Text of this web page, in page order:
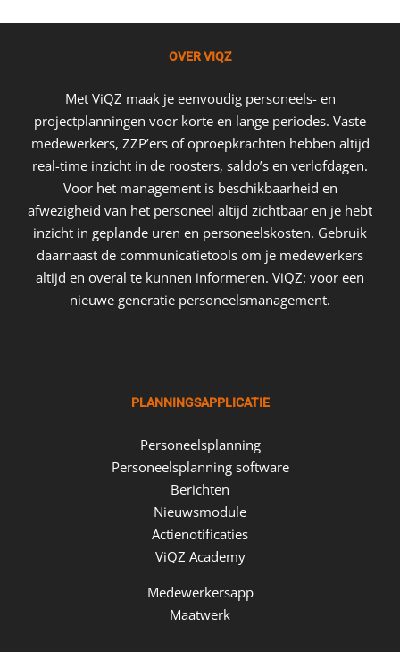
OVER VIQZ
Met ViQZ maak je eenvoudig personeels- en
projectplanningen voor korte en lange periodes. Vaste
medewerkers, ZZP’ers of oproepkrachten hebben altijd
real-time inzicht in de roosters, saldo’s en verlofdagen.
Voor het management is beschikbaarheid en
afwezigheid van het personeel altijd zichtbaar en je hebt
inzicht in geplande uren en personeelskosten. Gebruik
daarnaast de communicatietools om je medewerkers
altijd en overal te kunnen informeren. ViQZ: voor een
nieuwe generatie personeelsmanagement.
PLANNINGSAPPLICATIE
Personeelsplanning
Personeelsplanning software
Berichten
Nieuwsmodule
Actienotificaties
ViQZ Academy
Medewerkersapp
Maatwerk